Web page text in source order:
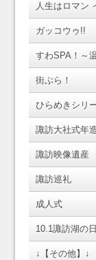
人生はロマン
ガッコウゥ!!
すわSPA！～
街ぶら！
ひらめきシリ
諏訪大社式年
諏訪映像遺産
諏訪巡礼
成人式
10.1諏訪湖の日
↓【その他】↓